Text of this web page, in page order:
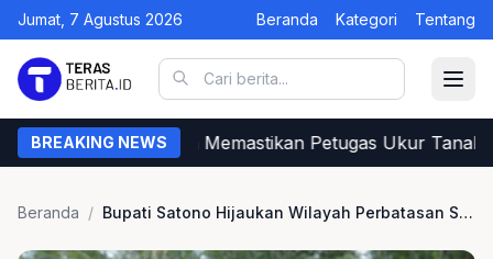
Jumat, 7 Agustus 2026 Beranda Kategori Tentang
BREAKING NEWS
Begini Cara Warga Memastikan Petugas Ukur Tanah
Beranda / Bupati Satono Hijaukan Wilayah Perbatasan Sambas Tanam Pohon